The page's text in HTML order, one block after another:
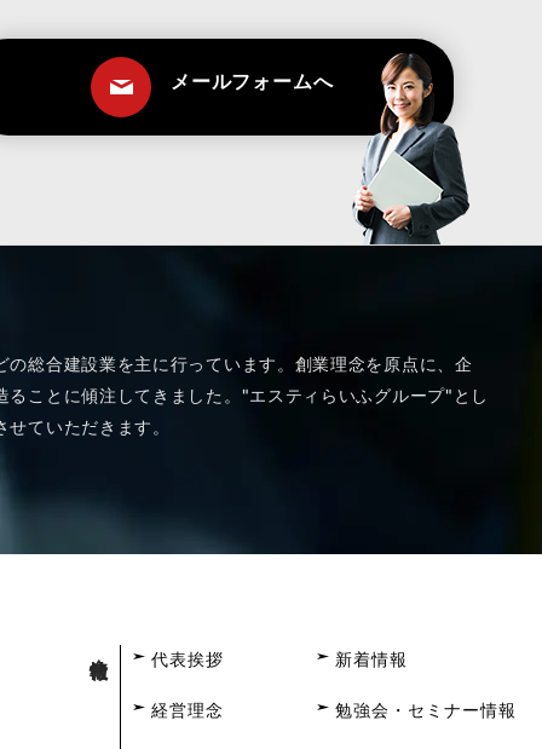
メールフォームへ
総合建設業を主に行っています。創業理念を原点に、企
ことに傾注してきました。"エスティらいふグループ"とし
ていただきます。
代表挨拶
経営理念
新着情報
勉強会・セミナー情報